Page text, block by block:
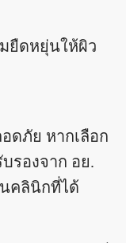
ยืดหยุ่นให้ผิว
ดภัย หากเลือก
รองจาก อย.
คลินิกที่ได้